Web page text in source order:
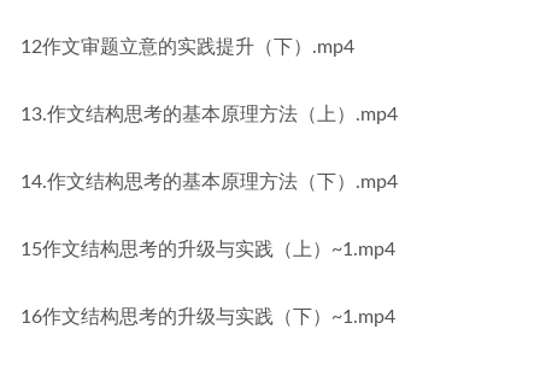
12作文审题立意的实践提升（下）.mp4
13.作文结构思考的基本原理方法（上）.mp4
14.作文结构思考的基本原理方法（下）.mp4
15作文结构思考的升级与实践（上）~1.mp4
16作文结构思考的升级与实践（下）~1.mp4